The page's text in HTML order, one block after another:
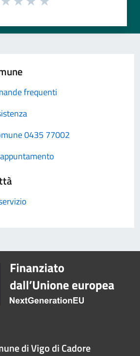
frequenti
0435 77002
di Vigo di Cadore